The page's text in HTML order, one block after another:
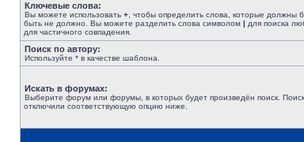
Ключевые слова:
Вы можете использовать + , чтобы определить слова, которые должны
быть не должно. Вы можете разделить слова символом | для поиска
для частичного совпадения.
Поиск по автору:
Используйте * в качестве шаблона.
Искать в форумах:
Выберите форум или форумы, в которых будет произведён поиск.
отключили соответствующую опцию ниже.